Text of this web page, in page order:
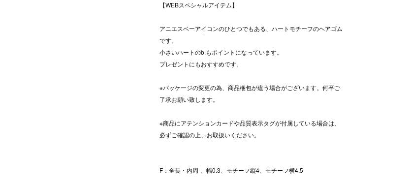
【WEBスペシャルアイテム】
アニエスベーアイコンのひとつでもある、ハートモチーフのヘアゴム
です。
小さいハートのb.もポイントになっています。
プレゼントにもおすすめです。
※パッケージの変更の為、商品梱包が違う場合がございます。何卒ご
了承お願い致します。
※商品にアテンションカードや品質表示タグが付属している場合は、
必ずご確認の上、お取扱いください。
F：全長・内周-、幅0.3、モチーフ縦4、モチーフ横4.5